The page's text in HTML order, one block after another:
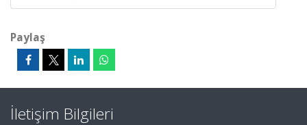
Paylaş
İletişim Bilgileri